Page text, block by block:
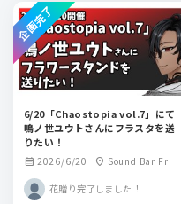
6/20「Chaostopia vol.7」にて
鳴ノ世ユウトさんにフラスタを送
りたい！
calendar_month 2026/6/20 location_on Sound Bar Frej
花贈り完了しました！
企画完了